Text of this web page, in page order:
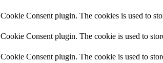
Consent plugin. The cookies is used to
Consent plugin. The cookie is used to
Consent plugin. The cookie is used to